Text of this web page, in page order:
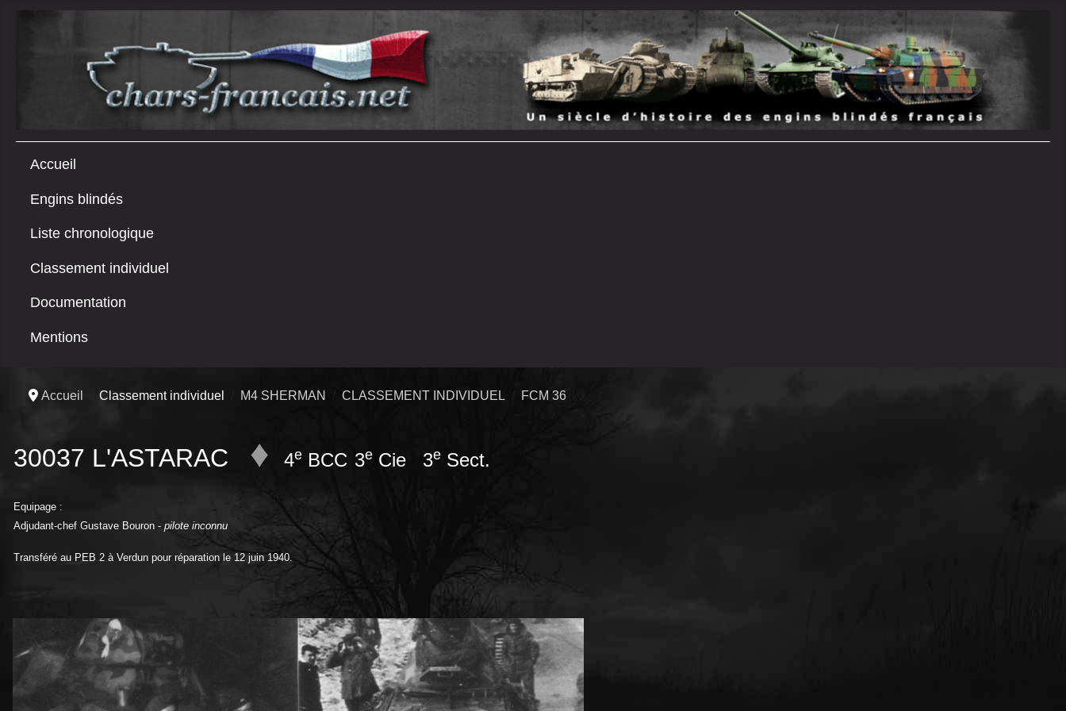
Accueil
Engins blindés
Liste chronologique
Classement individuel
Documentation
Mentions
Accueil Classement individuel M4 SHERMAN CLASSEMENT INDIVIDUEL FCM 36
30037 L'ASTARAC ♦ 4e BCC 3e Cie 3e Sect.
Equipage :
Adjudant-chef Gustave Bouron - pilote inconnu
Transféré au PEB 2 à Verdun pour réparation le 12 juin 1940.